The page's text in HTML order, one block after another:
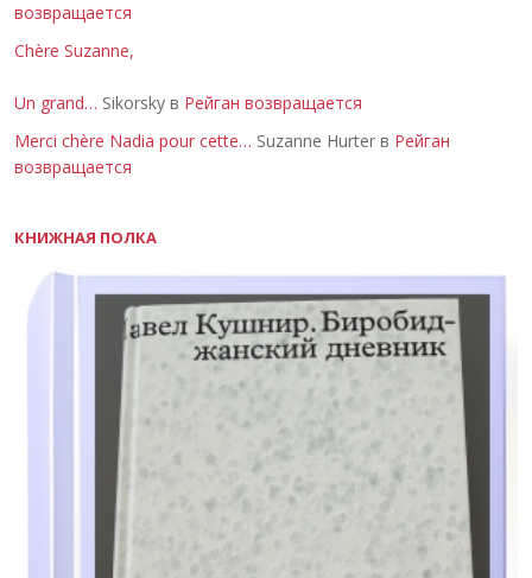
возвращается
Chère Suzanne,
Un grand… Sikorsky в Рейган возвращается
Merci chère Nadia pour cette… Suzanne Hurter в Рейган
возвращается
КНИЖНАЯ ПОЛКА